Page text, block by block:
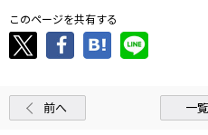
このページを共有する
前へ 一